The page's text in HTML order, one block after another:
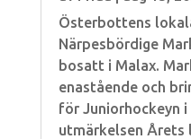
Österbottens
Närpesbördige
bosatt i Malax.
enastående och
för Juniorhockeyn i
utmärkelsen Årets